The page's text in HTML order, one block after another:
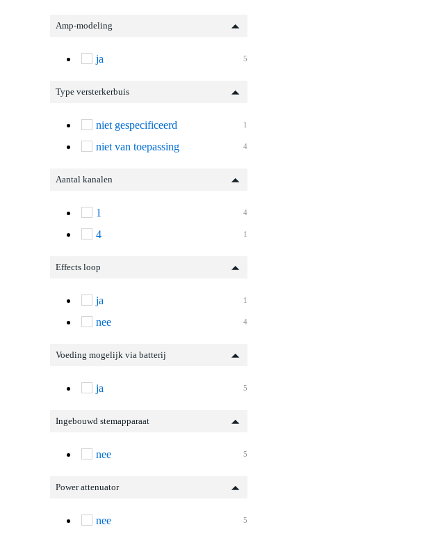
Amp-modeling
5
ja
Type versterkerbuis
1
niet gespecificeerd
4
niet van toepassing
Aantal kanalen
4
1
1
4
Effects loop
1
ja
4
nee
Voeding mogelijk via batterij
5
ja
Ingebouwd stemapparaat
5
nee
Power attenuator
5
nee